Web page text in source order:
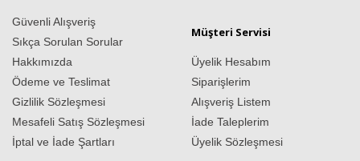
Güvenli Alışveriş
Sıkça Sorulan Sorular
Hakkımızda
Ödeme ve Teslimat
Gizlilik Sözleşmesi
Mesafeli Satış Sözleşmesi
İptal ve İade Şartları
Müşteri Servisi
Üyelik Hesabım
Siparişlerim
Alışveriş Listem
İade Taleplerim
Üyelik Sözleşmesi